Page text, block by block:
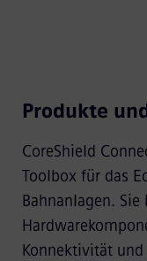
Produkte
CoreShield
Toolbox für das
Bahnanlagen.
Konnektivität